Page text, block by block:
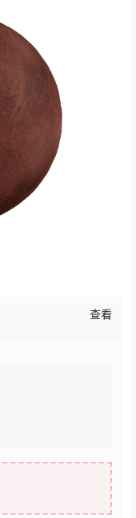
查看